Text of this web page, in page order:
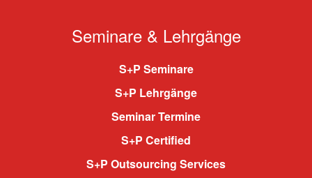
Seminare & Lehrgänge
S+P Seminare
S+P Lehrgänge
Seminar Termine
S+P Certified
S+P Outsourcing Services